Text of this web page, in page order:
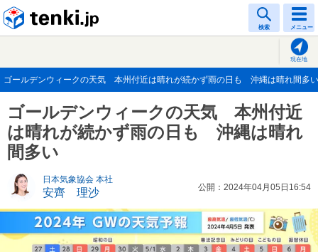
検索 メニュー
現在地
ゴールデンウィークの天気 本州付近は晴れが続かず雨の日も 沖縄は晴れ間多
ゴールデンウィークの天気 本州付近
は晴れが続かず雨の日も 沖縄は晴れ
間多い
日本気象協会 本社
安齊 理沙 公開：2024年04月05日16:54